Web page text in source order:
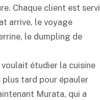
Chaque client est servi
arrive, le voyage
le dumpling de
étudier la cuisine
plus tard pour épauler
Murata, qui a